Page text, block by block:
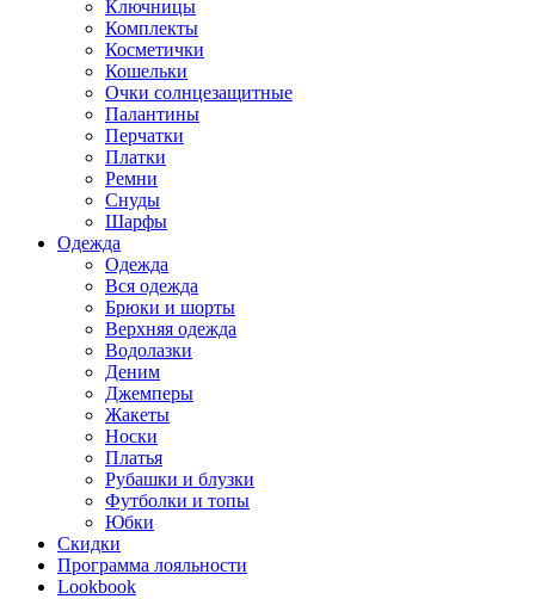
Ключницы
Комплекты
Косметички
Кошельки
Очки солнцезащитные
Палантины
Перчатки
Платки
Ремни
Снуды
Шарфы
Одежда
Одежда
Вся одежда
Брюки и шорты
Верхняя одежда
Водолазки
Деним
Джемперы
Жакеты
Носки
Платья
Рубашки и блузки
Футболки и топы
Юбки
Скидки
Программа лояльности
Lookbook